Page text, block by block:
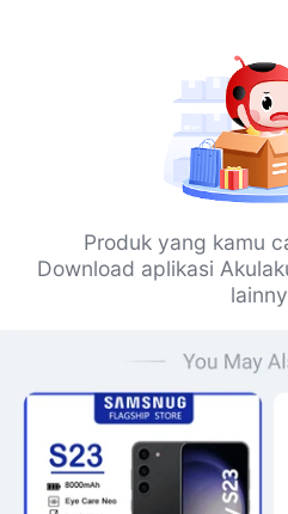
Produk yang kamu
Download aplikasi